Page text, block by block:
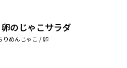
卵のじゃこサラダ
りめんじゃこ / 卵